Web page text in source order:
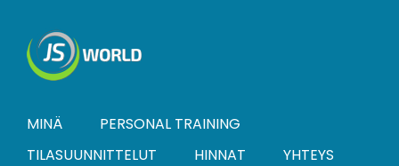
content
MINÄ
PERSONAL TRAINING
TILASUUNNITTELUT
HINNAT YHTEYS